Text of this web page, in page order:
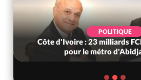
POLITIQUE
Côte d'Ivoire : 23 milliards
pour le métro